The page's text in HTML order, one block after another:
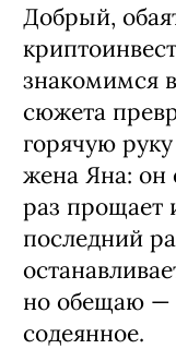
Добрый,
знакомимся
сюжета
горячую
жена Яна: он
раз прощает
последний
но обещаю —
содеянное.